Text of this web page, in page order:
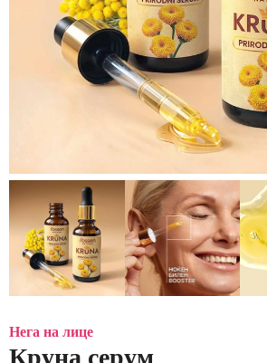
Нега на лице